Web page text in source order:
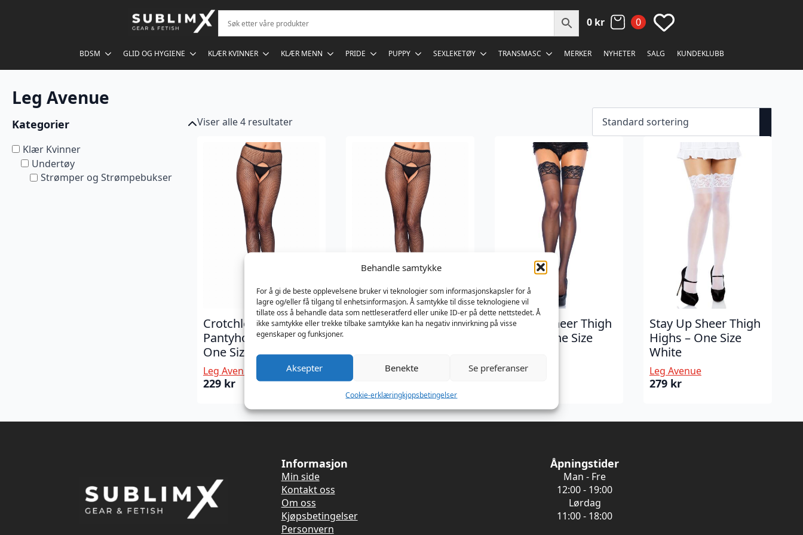
Behandle samtykke
For å gi de beste opplevelsene bruker vi teknologier som informasjonskapsler for å
lagre og/eller få tilgang til enhetsinformasjon. Å samtykke til disse teknologiene vil
tillate oss å behandle data som nettleseratferd eller unike ID-er på dette nettstedet. Å
ikke samtykke eller trekke tilbake samtykke kan ha negativ innvirkning på visse
egenskaper og funksjoner.
Aksepter Benekte Se preferanser
Cookie-erklæringkjopsbetingelser
0 kr 0
BDSM GLID OG HYGIENE KLÆR KVINNER KLÆR MENN PRIDE PUPPY SEXLEKETØY TRANSMASC MERKER NYHETER SALG KUNDEKLUBB
Leg Avenue
Kategorier
Klær Kvinner
Undertøy
Strømper og Strømpebukser
Viser alle 4 resultater
Crotchless Fishnet
Pantyhose – Black –
One Size
Leg Avenue
229 kr
Crotchless Fishnet
Queen Size
Leg Avenue
229
Stay Up Sheer Thigh
Highs – One Size
Leg Avenue
Stay Up Sheer Thigh
Highs – One Size
White
Leg Avenue
279 kr
Informasjon
Min side
Kontakt oss
Om oss
Kjøpsbetingelser
Personvern
Åpningstider
Man - Fre
12:00 - 19:00
Lørdag
11:00 - 18:00